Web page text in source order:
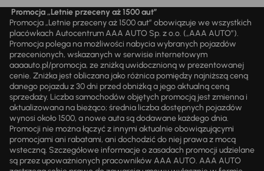
Promocja „Letnie przeceny aż 1500 aut”
Promocja „Letnie przeceny aż 1500 aut” obowiązuje we wszystkich
placówkach Autocentrum AAA AUTO Sp. z o.o. („AAA AUTO”).
Promocja polega na możliwości nabycia wybranych pojazdów
przecenionych, wskazanych w serwisie internetowym
aaaauto.pl/promocja, ze zniżką uwidocznioną w prezentowanej
cenie. Zniżka jest obliczana jako różnica pomiędzy najniższą ceną
danego pojazdu z 30 dni przed obniżką a jego aktualną ceną
sprzedaży. Liczba samochodów objętych promocją jest zmienna i
aktualizowana na bieżąco; średnia liczba dostępnych pojazdów
wynosi około 1500, a nowe auta są dodawane każdego dnia.
Promocji nie można łączyć z innymi aktualnie obowiązującymi
promocjami ani rabatami, ani dochodzić do niej prawa z mocą
wsteczną. Szczegółowe informacje o zasadach promocji udzielane
są przez upoważnionych pracowników AAA AUTO. AAA AUTO